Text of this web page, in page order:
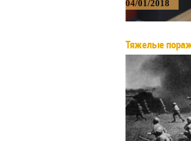
04/01/2018
Тяжелые